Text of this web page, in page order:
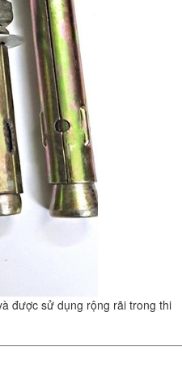
được sử dụng rộng rãi trong thi